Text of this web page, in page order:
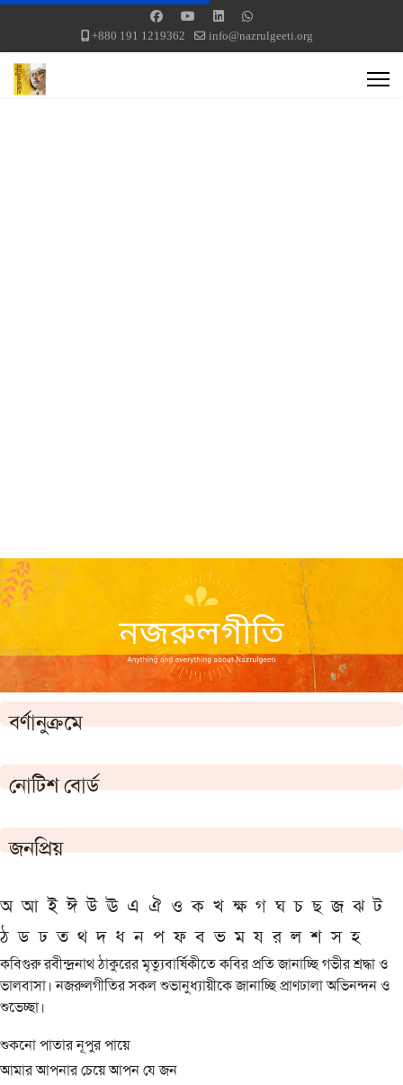
+880 191 1219362 info@nazrulgeeti.org
বর্ণানুক্রমে
নোটিশ বোর্ড
জনপ্রিয়
অ আ ই ঈ উ ঊ এ ঐ ও ক খ ক্ষ গ ঘ চ ছ জ ঝ ট
ঠ ড ঢ ত থ দ ধ ন প ফ ব ভ ম য র ল শ স হ
কবিগুরু রবীন্দ্রনাথ ঠাকুরের মৃত্যুবার্ষিকীতে কবির প্রতি জানাচ্ছি গভীর শ্রদ্ধা ও
ভালবাসা। নজরুলগীতির সকল শুভানুধ্যায়ীকে জানাচ্ছি প্রাণঢালা অভিনন্দন ও
শুভেচ্ছা।
শুকনো পাতার নূপুর পায়ে
আমার আপনার চেয়ে আপন যে জন